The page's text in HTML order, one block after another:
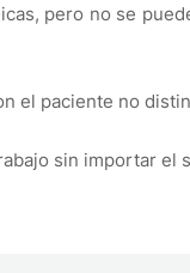
pero no se
el paciente no
sin importar el